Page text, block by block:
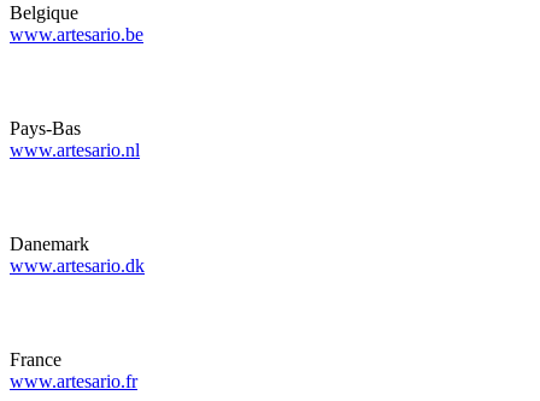
Belgique
www.artesario.be
Pays-Bas
www.artesario.nl
Danemark
www.artesario.dk
France
www.artesario.fr